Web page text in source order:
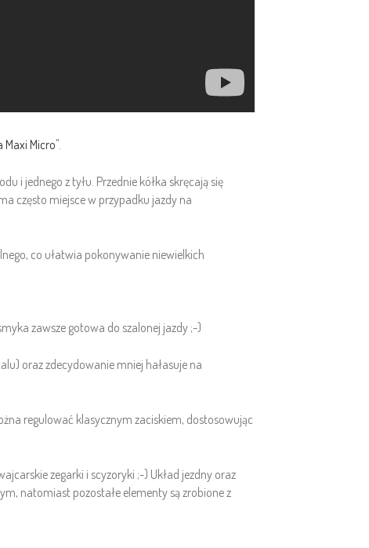
Maxi Micro".
i jednego z tyłu. Przednie kółka skręcają się
często miejsce w przypadku jazdy na
co ułatwia pokonywanie niewielkich
zawsze gotowa do szalonej jazdy ;-)
oraz zdecydowanie mniej hałasuje na
regulować klasycznym zaciskiem, dostosowując
zegarki i scyzoryki ;-) Układ jezdny oraz
natomiast pozostałe elementy są zrobione z